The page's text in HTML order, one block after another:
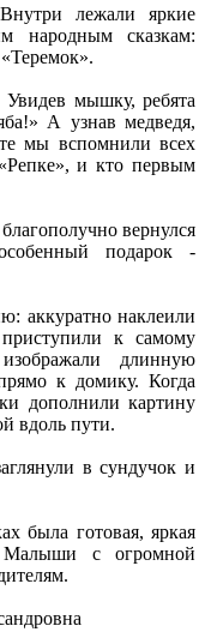
лежали яркие
народным сказкам:
Увидев мышку, ребята
А узнав медведя,
мы вспомнили всех
и кто первым
вернулся
подарок -
аккуратно наклеили
к самому
длинную
к домику. Когда
дополнили картину
вдоль пути.
в сундучок и
была готовая, яркая
Малыши с огромной